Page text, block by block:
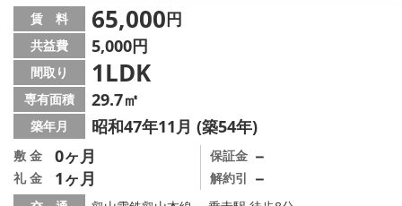
スタッフ紹介
賃貸管理の北白川店
店舗情報·アクセス
会社概要
メールでお問い合わせ
賃 料 65,000円
共益費 5,000円
間取り 1LDK
専有面積 29.7㎡
築年月 昭和47年11月 (築54年)
敷 金 0ヶ月
礼 金 1ヶ月
保証金 －
解約引 －